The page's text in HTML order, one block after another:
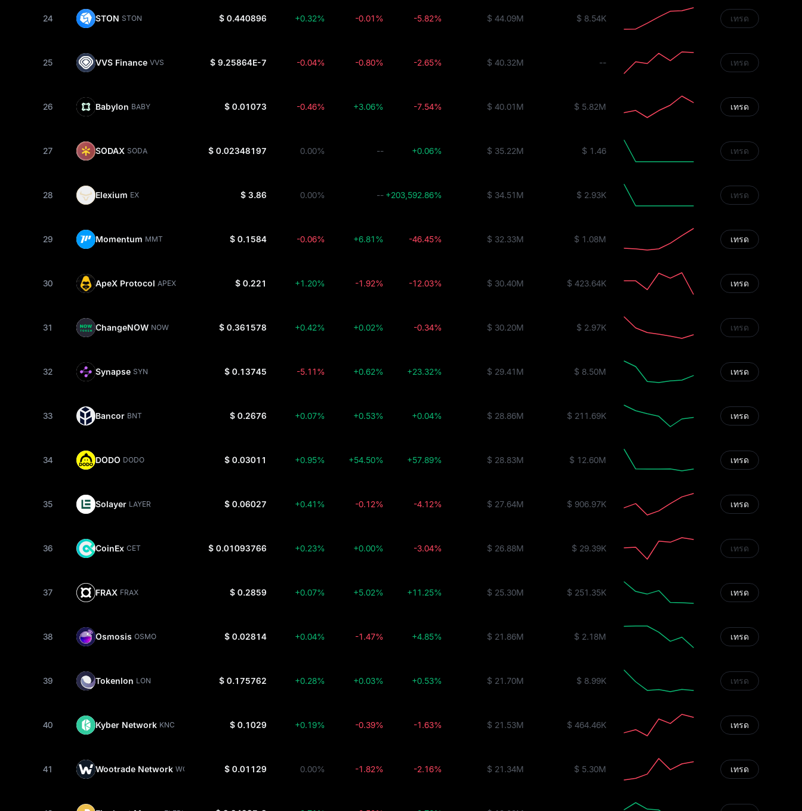
24 STON STON $ 0.440896 +0.32% -0.01% -5.82% $ 44.09M $ 8.54K เทรด
25 VVS Finance VVS $ 9.25864E-7 -0.04% -0.80% -2.65% $ 40.32M -- เทรด
26 Babylon BABY $ 0.01073 -0.46% +3.06% -7.54% $ 40.01M $ 5.82M เทรด
27 SODAX SODA $ 0.02348197 0.00% -- +0.06% $ 35.22M $ 1.46 เทรด
28 Elexium EX $ 3.86 0.00% -- +203,592.86% $ 34.51M $ 2.93K เทรด
29 Momentum MMT $ 0.1584 -0.06% +6.81% -46.45% $ 32.33M $ 1.08M เทรด
30 ApeX Protocol APEX $ 0.221 +1.20% -1.92% -12.03% $ 30.40M $ 423.64K เทรด
31 ChangeNOW NOW $ 0.361578 +0.42% +0.02% -0.34% $ 30.20M $ 2.97K เทรด
32 Synapse SYN $ 0.13745 -5.11% +0.62% +23.32% $ 29.41M $ 8.50M เทรด
33 Bancor BNT $ 0.2676 +0.07% +0.53% +0.04% $ 28.86M $ 211.69K เทรด
34 DODO DODO $ 0.03011 +0.95% +54.50% +57.89% $ 28.83M $ 12.60M เทรด
35 Solayer LAYER $ 0.06027 +0.41% -0.12% -4.12% $ 27.64M $ 906.97K เทรด
36 CoinEx CET $ 0.01093766 +0.23% +0.00% -3.04% $ 26.88M $ 29.39K เทรด
37 FRAX FRAX $ 0.2859 +0.07% +5.02% +11.25% $ 25.30M $ 251.35K เทรด
38 Osmosis OSMO $ 0.02814 +0.04% -1.47% +4.85% $ 21.86M $ 2.18M เทรด
39 Tokenlon LON $ 0.175762 +0.28% +0.03% +0.53% $ 21.70M $ 8.99K เทรด
40 Kyber Network KNC $ 0.1029 +0.19% -0.39% -1.63% $ 21.53M $ 464.46K เทรด
41 Wootrade Network WOO $ 0.01129 0.00% -1.82% -2.16% $ 21.34M $ 5.30M เทรด